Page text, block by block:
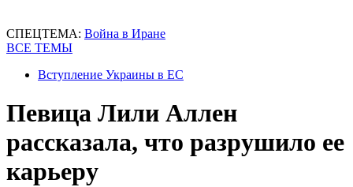
СПЕЦТЕМА: Война в Иране
ВСЕ ТЕМЫ
Вступление Украины в ЕС
Певица Лили Аллен
рассказала, что разрушило ее
карьеру